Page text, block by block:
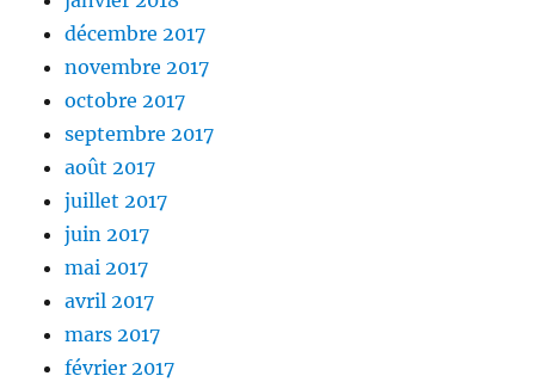
décembre 2017
novembre 2017
octobre 2017
septembre 2017
août 2017
juillet 2017
juin 2017
mai 2017
avril 2017
mars 2017
février 2017